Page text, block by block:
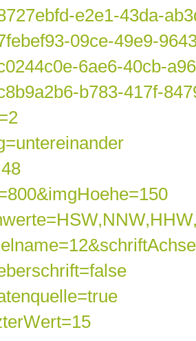
e2e1-43da-
09ce-49e9-
6ae6-40cb-
b783-417f-